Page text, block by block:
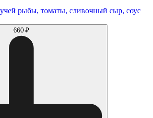
рыбы, томаты, сливочный сыр, соус
660 ₽